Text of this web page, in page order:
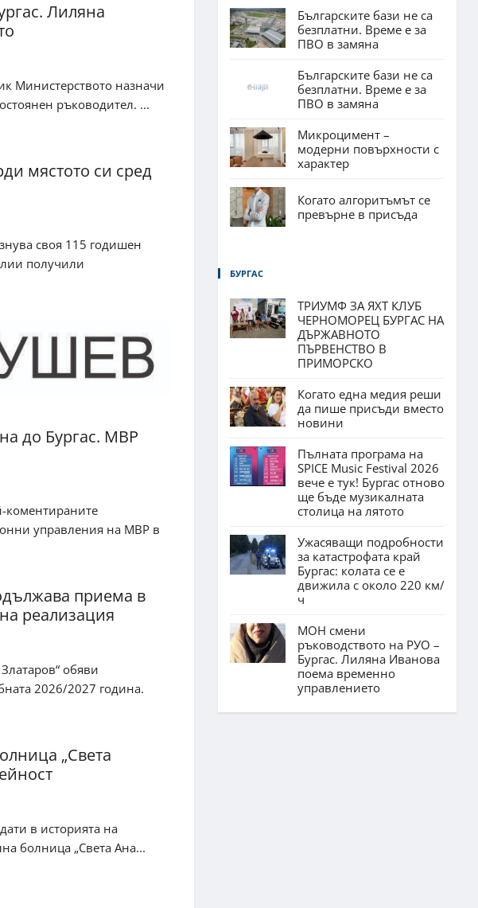
Лиляна
Министерството назначи
ръководител. ...
мястото си сред
своя 115 годишен
получили
до Бургас. МВР
коментираните
управления на МВР в
приема в
реализация
обяви
2026/2027 година.
„Света
в историята на
болница „Света Ана...
Българските бази не са
безплатни. Време е за
ПВО в замяна
Българските бази не са
безплатни. Време е за
ПВО в замяна
Микроцимент –
модерни повърхности с
характер
Когато алгоритъмът се
превърне в присъда
БУРГАС
ТРИУМФ ЗА ЯХТ КЛУБ
ЧЕРНОМОРЕЦ БУРГАС НА
ДЪРЖАВНОТО
ПЪРВЕНСТВО В
ПРИМОРСКО
Когато една медия реши
да пише присъди вместо
новини
Пълната програма на
SPICE Music Festival 2026
вече е тук! Бургас отново
ще бъде музикалната
столица на лятото
Ужасяващи подробности
за катастрофата край
Бургас: колата се е
движила с около 220 км/
ч
МОН смени
ръководството на РУО –
Бургас. Лиляна Иванова
поема временно
управлението